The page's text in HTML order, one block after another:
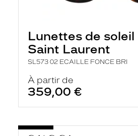
Lunettes de soleil
Saint Laurent
SL573 02 ECAILLE FONCE BRI
À partir de
359,00 €